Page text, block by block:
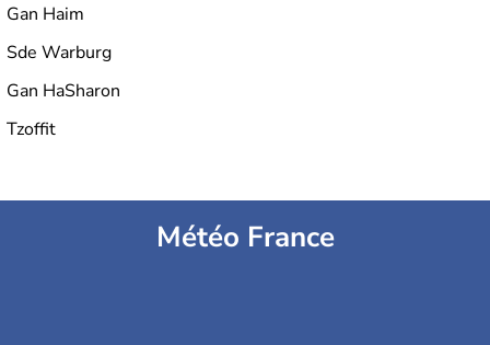
Gan Haim
Sde Warburg
Gan HaSharon
Tzoffit
Météo France